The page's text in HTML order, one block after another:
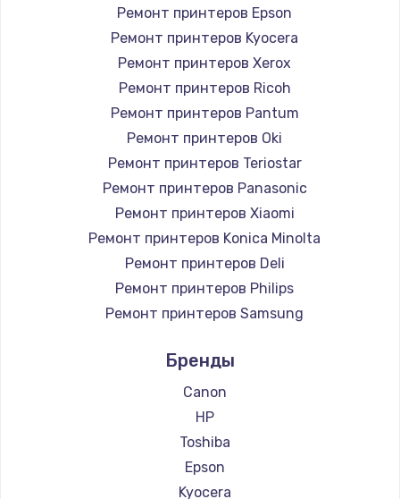
Ремонт принтеров Epson
Ремонт принтеров Kyocera
Ремонт принтеров Xerox
Ремонт принтеров Ricoh
Ремонт принтеров Pantum
Ремонт принтеров Oki
Ремонт принтеров Teriostar
Ремонт принтеров Panasonic
Ремонт принтеров Xiaomi
Ремонт принтеров Konica Minolta
Ремонт принтеров Deli
Ремонт принтеров Philips
Ремонт принтеров Samsung
Ремонт принтеров Lexmark
Ремонт принтеров Sharp
Ремонт принтеров TSC
Ремонт принтеров Fujitsu
Ремонт принтеров Godex
Бренды
Canon
HP
Toshiba
Epson
Kyocera